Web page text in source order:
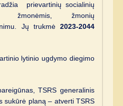
prievartinių socialinių
žmonėmis, žmonių
Jų trukmė2023-2044
lytinio ugdymo diegimo
TSRS generalinis
sukūrė planą – atverti TSRS